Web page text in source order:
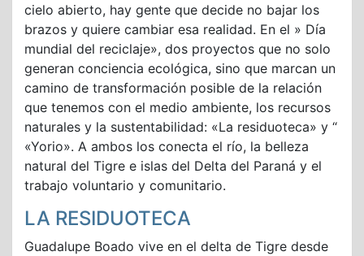
cielo abierto, hay gente que decide no bajar los
brazos y quiere cambiar esa realidad. En el » Día
mundial del reciclaje», dos proyectos que no solo
generan conciencia ecológica, sino que marcan un
camino de transformación posible de la relación
que tenemos con el medio ambiente, los recursos
naturales y la sustentabilidad: «La residuoteca» y “
«Yorio». A ambos los conecta el río, la belleza
natural del Tigre e islas del Delta del Paraná y el
trabajo voluntario y comunitario.
LA RESIDUOTECA
Guadalupe Boado vive en el delta de Tigre desde